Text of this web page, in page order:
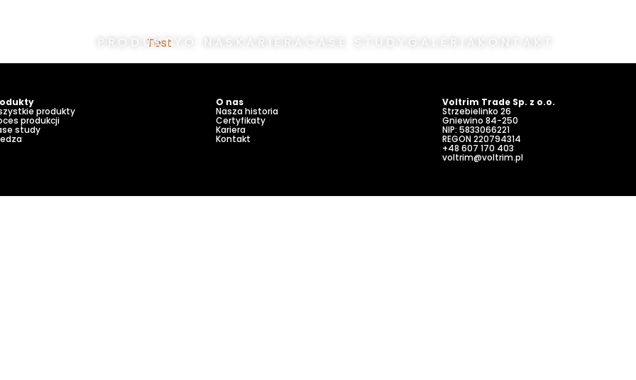
PRODUKTY O NAS KARIERA CASE STUDY GALERIA KONTAKT
Test
produkty
produkcji
study
O nas
Nasza historia
Certyfikaty
Kariera
Kontakt
Voltrim Trade Sp. z o.o.
Strzebielinko 26
Gniewino 84-250
NIP: 5833066221
REGON 220794314
+48 607 170 403
voltrim@voltrim.pl